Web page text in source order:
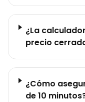
¿La
precio
¿Cómo
de 10